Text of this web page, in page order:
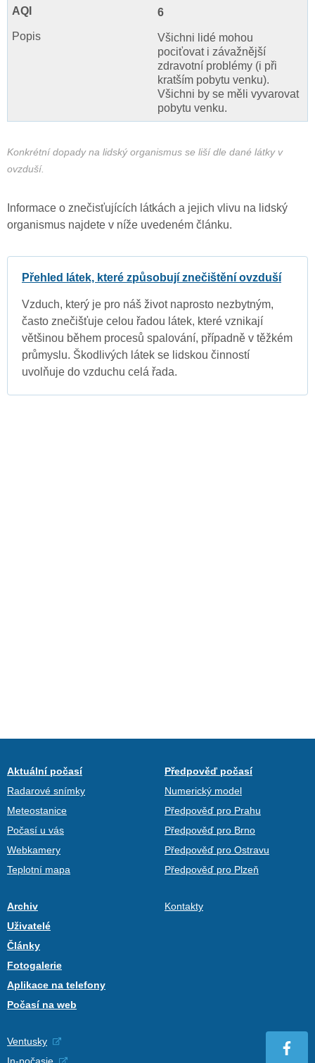
6
Všichni lidé mohou
pociťovat i závažnější
zdravotní problémy (i při
kratším pobytu venku).
Všichni by se měli vyvarovat
pobytu venku.
Konkrétní dopady na lidský organismus se liší dle dané látky v
ovzduší.
Informace o znečisťujících látkách a jejich vlivu na lidský
organismus najdete v níže uvedeném článku.
Přehled látek, které způsobují znečištění ovzduší
Vzduch, který je pro náš život naprosto nezbytným,
často znečišťuje celou řadou látek, které vznikají
většinou během procesů spalování, případně v těžkém
průmyslu. Škodlivých látek se lidskou činností
uvolňuje do vzduchu celá řada.
Aktuální počasí
Radarové snímky
Meteostanice
Počasí u vás
Webkamery
Teplotní mapa
Předpověď počasí
Numerický model
Předpověď pro Prahu
Předpověď pro Brno
Předpověď pro Ostravu
Předpověď pro Plzeň
Archiv
Uživatelé
Články
Fotogalerie
Aplikace na telefony
Počasí na web
Kontakty
Ventusky